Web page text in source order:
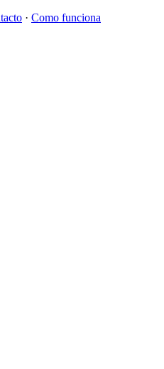
· Como funciona